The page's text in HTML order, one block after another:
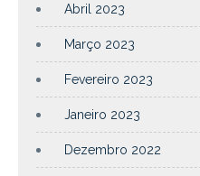
Abril 2023
Março 2023
Fevereiro 2023
Janeiro 2023
Dezembro 2022